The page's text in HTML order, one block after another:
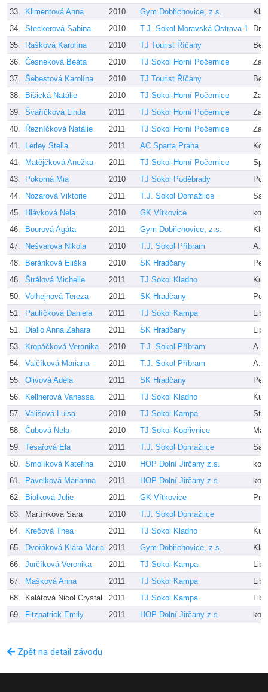
33.
Klimentová Anna 2010 Gym Dobřichovice, z.s.
34. Steckerová Sabina 2010 T.J. Sokol Moravská Ostrava 1
35.
Rašková Karolína 2010 TJ Tourist Říčany
36. Česneková Beáta 2010 TJ Sokol Horní Počernice
37. Šebestová Karolína 2010 TJ Tourist Říčany
38.
Bišická Natálie 2010 TJ Sokol Horní Počernice
39. Švaříčková Linda 2011 TJ Sokol Horní Počernice
40.
Řezníčková Natálie 2011 TJ Sokol Horní Počernice
41.
Lerley Stella 2011 AC Sparta Praha
41.
Matějčková Anežka 2011 TJ Sokol Horní Počernice
43.
Pokorná Mia 2010 TJ Sokol Poděbrady
44.
Nozarová Viktorie 2011 T.J. Sokol Domažlice
45.
Hlávková Nela 2010 GK Vítkovice
46.
Bourová Agáta 2011 Gym Dobřichovice, z.s.
47.
Nešvarová Nikola 2010 T.J. Sokol Příbram
48.
Beránková Eliška 2010 SK Hradčany
48. Štrálová Michelle 2011 TJ Sokol Kladno
50. Volhejnová Tereza 2011 SK Hradčany
51.
Paulíčková Daniela 2011 TJ Sokol Kampa
51.
Diallo Anna Zahara 2011 SK Hradčany
53.
Kropáčková Veronika 2010 T.J. Sokol Příbram
54. Valčíková Mariana 2011 T.J. Sokol Příbram
55. Olivová Adéla 2011 SK Hradčany
56.
Kellnerová Vanessa 2011 TJ Sokol Kladno
57. Vališová Luisa 2010 TJ Sokol Kampa
58. Čubová Nela 2010 TJ Sokol Kopřivnice
59. Tesařová Ela 2011 T.J. Sokol Domažlice
60. Smolíková Kateřina 2010 HOP Dolní Jirčany z.s.
61.
Pavelková Marianna 2011 HOP Dolní Jirčany z.s.
62.
Biolková Julie 2011 GK Vítkovice
63.
Martínková Sára 2010
T.J. Sokol Domažlice
64.
Krečová Thea 2011 TJ Sokol Kladno
65.
Dvořáková Klára Maria 2011 Gym Dobřichovice, z.s.
66. Jurčíková Veronika 2011 TJ Sokol Kampa
67.
Mašková Anna 2011 TJ Sokol Kampa
68.
Kalátová Nicol Crystal 2011 TJ Sokol Kampa
69.
Fitzpatrick Emily 2011 HOP Dolní Jirčany z.s.
Zpět na detail závodu